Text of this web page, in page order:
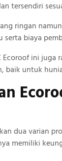
tersendiri
ringan
biaya
Ecoroof ini
baik untuk
dua varian
memiliki